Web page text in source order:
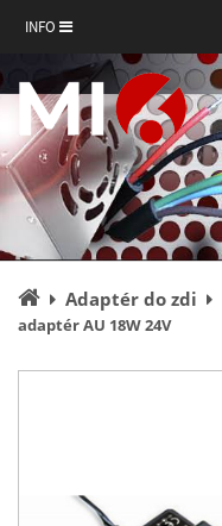
INFO
Úvodní
stránka
Adaptér do zdi
adaptér AU 18W 24V